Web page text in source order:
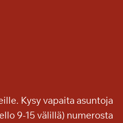
Kysy vapaita asuntoja
9-15 välillä) numerosta